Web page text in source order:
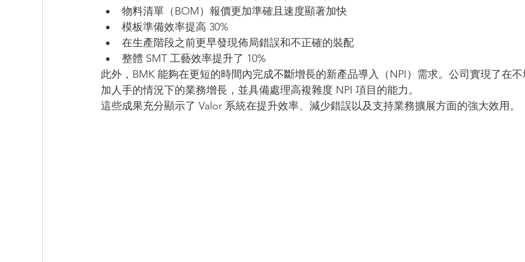
物料清單（BOM）報價更加準確且速度顯著加快
模板準備效率提高 30%
在生產階段之前更早發現佈局錯誤和不正確的裝配
整體 SMT 工藝效率提升了 10%
此外，BMK 能夠在更短的時間內完成不斷增長的新產品導入（NPI）需求。公司實現了在不
加人手的情況下的業務增長，並具備處理高複雜度 NPI 項目的能力。
這些成果充分顯示了 Valor 系統在提升效率、減少錯誤以及支持業務擴展方面的強大效用。